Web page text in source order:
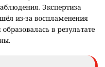
Экспертиза
из-за воспламенения
в результате